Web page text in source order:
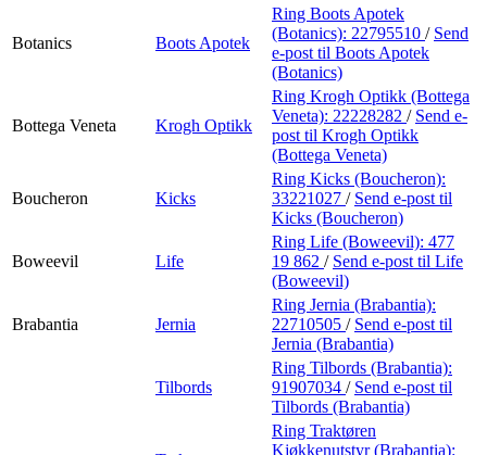
Botanics Boots Apotek
Ring Boots Apotek
(Botanics): 22795510 / Send
e-post til Boots Apotek
(Botanics)
Bottega Veneta Krogh Optikk
Ring Krogh Optikk (Bottega
Veneta): 22228282 / Send e-
post til Krogh Optikk
(Bottega Veneta)
Boucheron Kicks
Ring Kicks (Boucheron):
33221027 / Send e-post til
Kicks (Boucheron)
Boweevil Life
Ring Life (Boweevil): 477
19 862 / Send e-post til Life
(Boweevil)
Brabantia Jernia
Ring Jernia (Brabantia):
22710505 / Send e-post til
Jernia (Brabantia)
Tilbords
Ring Tilbords (Brabantia):
91907034 / Send e-post til
Tilbords (Brabantia)
Ring Traktøren
Kjøkkenutstyr (Brabantia):